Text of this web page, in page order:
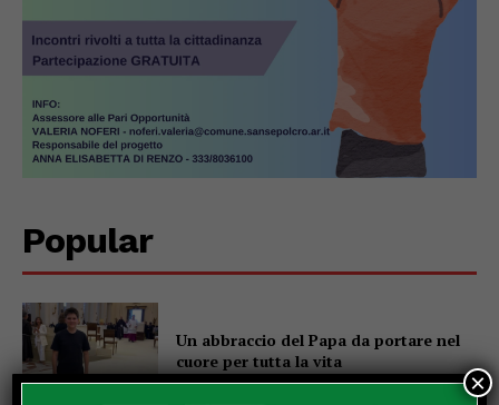
Popular
Un abbraccio del Papa da portare nel
cuore per tutta la vita
×